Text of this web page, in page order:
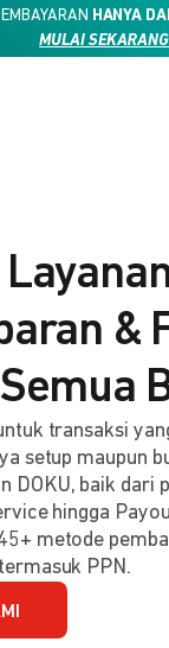
HANYA
MULAI
&
transaksi
setup maupun
DOKU, baik dari
hingga
metode
PPN.